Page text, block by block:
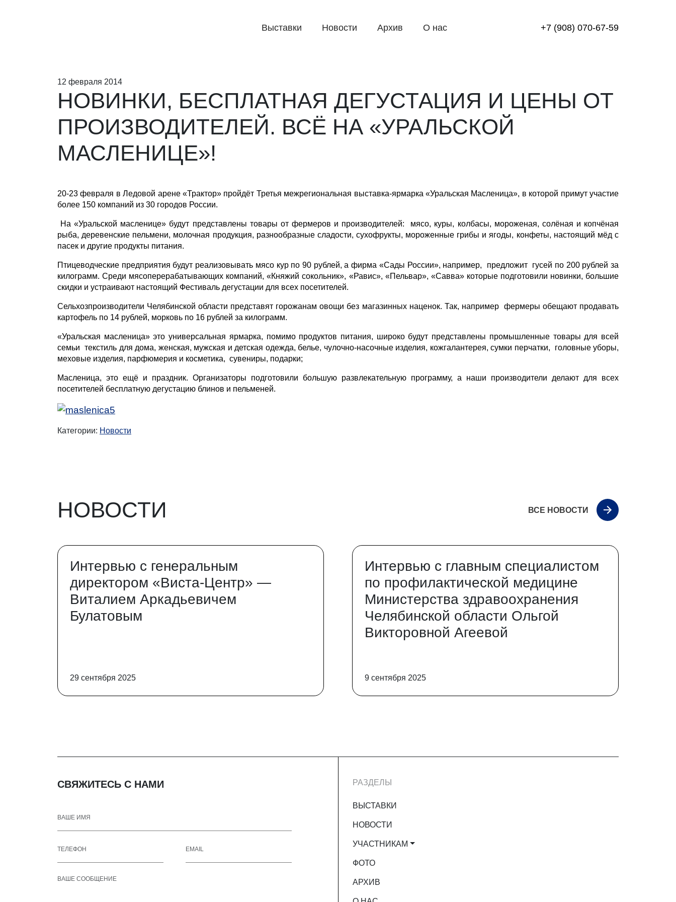
Выставки Новости Архив О нас +7 (908) 070-67-59
12 февраля 2014
НОВИНКИ, БЕСПЛАТНАЯ ДЕГУСТАЦИЯ И ЦЕНЫ ОТ
ПРОИЗВОДИТЕЛЕЙ. ВСЁ НА «УРАЛЬСКОЙ
МАСЛЕНИЦЕ»!
20-23 февраля в Ледовой арене «Трактор» пройдёт Третья межрегиональная выставка-ярмарка «Уральская Масленица», в которой примут участие
более 150 компаний из 30 городов России.
На «Уральской масленице» будут представлены товары от фермеров и производителей: мясо, куры, колбасы, мороженая, солёная и копчёная
рыба, деревенские пельмени, молочная продукция, разнообразные сладости, сухофрукты, мороженные грибы и ягоды, конфеты, настоящий мёд с
пасек и другие продукты питания.
Птицеводческие предприятия будут реализовывать мясо кур по 90 рублей, а фирма «Сады России», например, предложит гусей по 200 рублей за
килограмм. Среди мясоперерабатывающих компаний, «Княжий сокольник», «Равис», «Пельвар», «Савва» которые подготовили новинки, большие
скидки и устраивают настоящий Фестиваль дегустации для всех посетителей.
Сельхозпроизводители Челябинской области представят горожанам овощи без магазинных наценок. Так, например фермеры обещают продавать
картофель по 14 рублей, морковь по 16 рублей за килограмм.
«Уральская масленица» это универсальная ярмарка, помимо продуктов питания, широко будут представлены промышленные товары для всей
семьи текстиль для дома, женская, мужская и детская одежда, белье, чулочно-насочные изделия, кожгалантерея, сумки перчатки, головные уборы,
меховые изделия, парфюмерия и косметика, сувениры, подарки;
Масленица, это ещё и праздник. Организаторы подготовили большую развлекательную программу, а наши производители делают для всех
посетителей бесплатную дегустацию блинов и пельменей.
Категории: Новости
НОВОСТИ ВСЕ НОВОСТИ
Интервью с генеральным
директором «Виста-Центр» —
Виталием Аркадьевичем
Булатовым
29 сентября 2025
Интервью с главным специалистом
по профилактической медицине
Министерства здравоохранения
Челябинской области Ольгой
Викторовной Агеевой
9 сентября 2025
СВЯЖИТЕСЬ С НАМИ РАЗДЕЛЫ
ВЫСТАВКИ
НОВОСТИ
УЧАСТНИКАМ
ФОТО
АРХИВ